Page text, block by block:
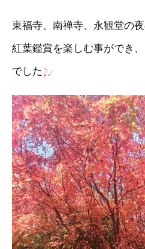
東福寺、南禅寺、永観堂の
紅葉鑑賞を楽しむ事ができ
でした